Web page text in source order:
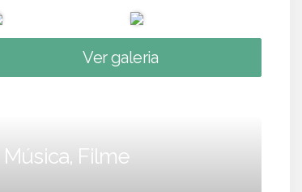
Ver galeria
Música, Filme